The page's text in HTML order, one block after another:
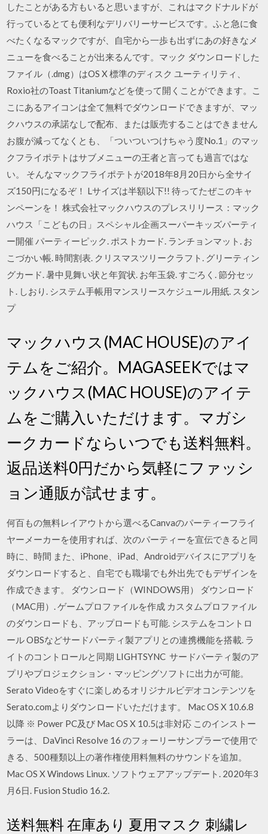
したことがある方もいると思いますが、これはマクドナルドが
行っているとても便利なデリバリーサービスです。ふと急に食
べたくなるマックですが、自宅から一歩も出ずにあの好きなメ
ニューを食べることが出来るんです。マック ダウンロードした
ファイル（.dmg）はOS X 標準のディスク ユーティリティ、
Roxio社のToast Titaniumなどを使って開くことができます。こ
こにあるアイコンは全て無料でダウンロードできますが、マッ
クハウスの承諾なしで配布、または販売することはできません
お腹が減ってなくとも、「ついついつけちゃう度No.1」のマッ
クフライポテトはサブメニューの王者と言っても過言ではな
い。 そんなマックフライポテトが2018年8月20日から全サイ
ズ150円になるぞ！ Lサイズは半額以下!! 待ってたぜこのキャ
ンペーンを！ 株式会社マックハウスのプレスリリース：マック
ハウス「こどもの日」スペシャル企画スーパーキッズパーティ
ー開催 パーティーピック. ポストカード. ランチョンマット. お
こづかい帳. 時間割表. クリスマスツリークラフト. グリーティン
グカード. 暑中見舞い状と年賀状. お年玉袋. すごろく. 節分セッ
ト. しおり. システム手帳用マンスリースケジュール用紙. スタン
プ
マックハウス(MAC HOUSE)のアイ
テムをご紹介。MAGASEEKではマ
ックハウス(MAC HOUSE)のアイテ
ムをご購入いただけます。マガシ
ークカードならいつでも送料無料。
返品送料0円だから気軽にファッシ
ョン通販が試せます。
何百もの無料レイアウトから選べるCanvaのパーティーフライ
ヤーメーカーを使用すれば、次のパーティーを宣伝できると同
時に、時間 また、iPhone、iPad、Androidデバイスにアプリを
ダウンロードすると、自宅でも職場でも外出先でもデザインを
作成できます。 ダウンロード（WINDOWS用） ダウンロード
（MAC用）. ゲームプロファイルを作成 カスタムプロファイル
のダウンロードも、アップロードも可能. システムをコントロ
ール OBSなどサードパーティ製アプリとの連携機能を搭載. ラ
イトのコントロールと同期 LIGHTSYNC サードパーティ製のア
プリやプロジェクション・マッピングソフトに出力が可能。
Serato Videoをすぐに楽しめるオリジナルビデオコンテンツを
Serato.comよりダウンロードいただけます。 Mac OS X 10.6.8
以降 ※ Power PC及び Mac OS X 10.5は非対応 このインストー
ラーは、DaVinci Resolve 16 のフォーリーサンプラーで使用で
きる、500種類以上の著作権使用料無料のサウンドを追加。
Mac OS X Windows Linux. ソフトウェアアップデート. 2020年3
月6日. Fusion Studio 16.2.
送料無料 在庫あり 夏用マスク 刺繍レ